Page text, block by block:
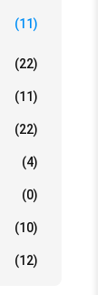
(11)
(22)
(11)
(22)
(4)
(0)
(10)
(12)